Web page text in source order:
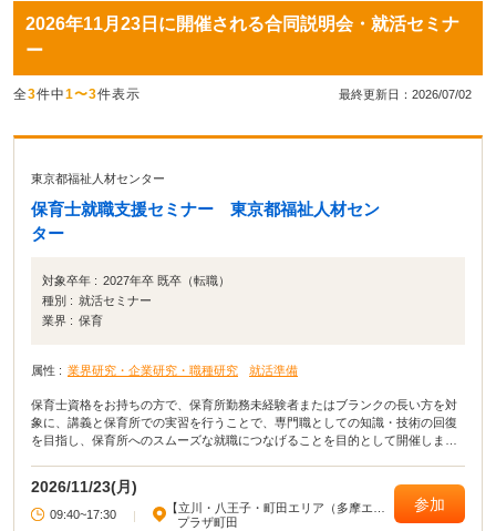
22 23 24 25 26 27 28
2026年11月23日に開催される合同説明会・就活セミナ
ー
全3件中1〜3件表示 最終更新日：2026/07/02
東京都福祉人材センター
保育士就職支援セミナー 東京都福祉人材セン
ター
対象卒年 : 2027年卒 既卒（転職）
種別 : 就活セミナー
業界 : 保育
属性 : 業界研究・企業研究・職種研究 就活準備
保育士資格をお持ちの方で、保育所勤務未経験者またはブランクの長い方を対
象に、講義と保育所での実習を行うことで、専門職としての知識・技術の回復
を目指し、保育所へのスムーズな就職につなげることを目的として開催しま
2026/11/23(月)
09:40~17:30 |
【立川・八王子・町田エリア（多摩エリ
ア）】
プラザ町田
参加